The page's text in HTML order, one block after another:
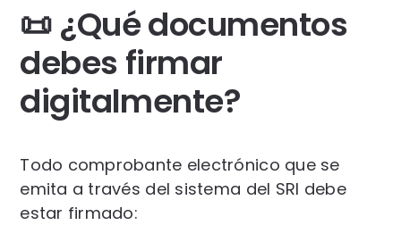
📜 ¿Qué documentos
debes firmar
digitalmente?
Todo comprobante electrónico que se
emita a través del sistema del SRI debe
estar firmado: